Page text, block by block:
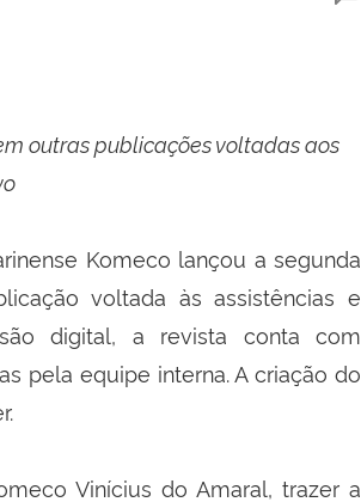
outras publicações voltadas aos
Komeco lançou a segunda
voltada às assistências e
digital, a revista conta com
pela equipe interna. A criação do
Vinícius do Amaral, trazer a